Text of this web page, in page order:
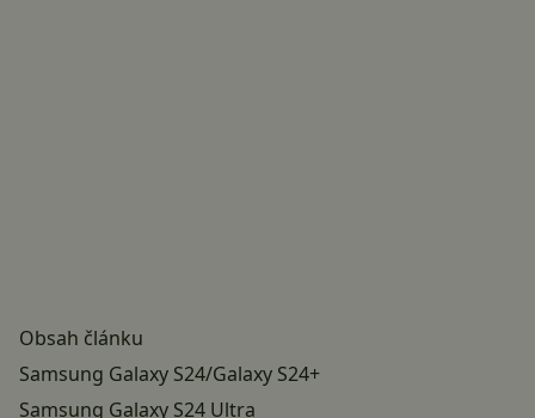
Obsah článku
Samsung Galaxy S24/Galaxy S24+
Samsung Galaxy S24 Ultra